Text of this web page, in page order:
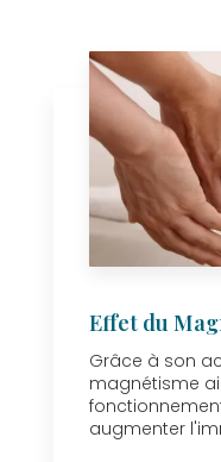
Effet du
Grâce à son
magnétisme
augmenter